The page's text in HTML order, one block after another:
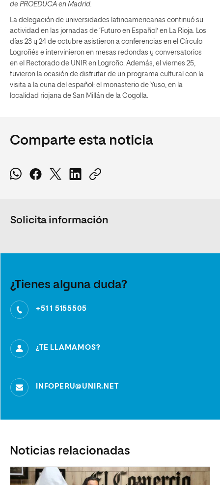
de PROEDUCA en Madrid.
La delegación de universidades latinoamericanas continuó su
actividad en las jornadas de ‘Futuro en Español’ en La Rioja. Los
días 23 y 24 de octubre asistieron a conferencias en el Círculo
Logroñés e intervinieron en mesas redondas y conversatorios
en el Rectorado de UNIR en Logroño. Además, el viernes 25,
tuvieron la ocasión de disfrutar de un programa cultural con la
visita a la cuna del español: el monasterio de Yuso, en la
localidad riojana de San Millán de la Cogolla.
Comparte esta noticia
Solicita información
¿Tienes alguna duda?
+51 1 5155505
¿TE LLAMAMOS?
INFOPERU@UNIR.NET
Noticias relacionadas